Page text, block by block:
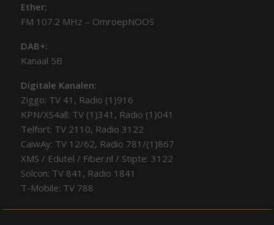
Ether;
FM 107.2 MHz – OmroepNOOS
DAB+:
Kanaal 5B
Digitale Kanalen:
Ziggo: TV 41, Radio (1)916
KPN/XS4all: TV (1)341, Radio (1)041
Telfort: TV 2110, Radio 3122
CaiwAy: TV 12/62, Radio 781/(1)867
XMS / Edutel / Fiber.nl / Stipte: 3122
Solcon: TV 841, Radio 1841
T-Mobile: TV 788